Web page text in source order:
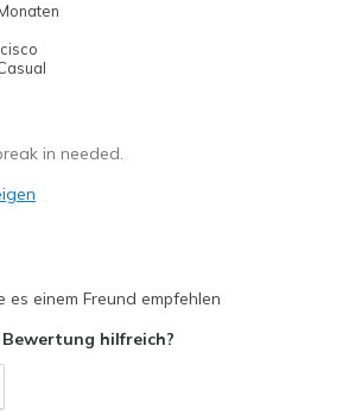
Shoes are for Wearing
in needed.
es einem Freund empfehlen
Bewertung hilfreich?